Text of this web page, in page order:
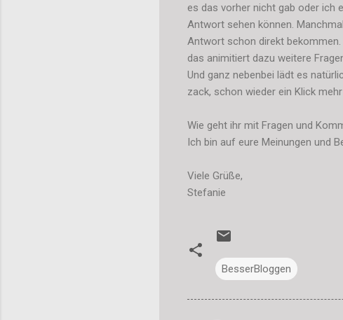
es das vorher nicht gab oder ich
Antwort sehen können.
Antwort schon direkt
das animitiert dazu weitere
Und ganz nebenbei lädt es
zack, schon wieder ein Klick
Wie geht ihr mit Fragen und
Ich bin auf eure Meinungen und
Viele Grüße,
Stefanie
BesserBloggen